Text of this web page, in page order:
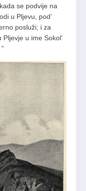
se podvije na
u Pljevu, pod’
posluži; i za
u ime Sokol’